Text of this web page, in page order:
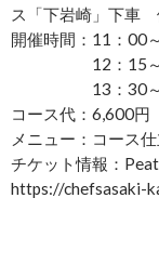
ス「下岩崎」下車
開催時間：11：00
12：15～13
13：30～15
コース代：6,600円
メニュー：コース
チケット情報：
https://chefsasaki-